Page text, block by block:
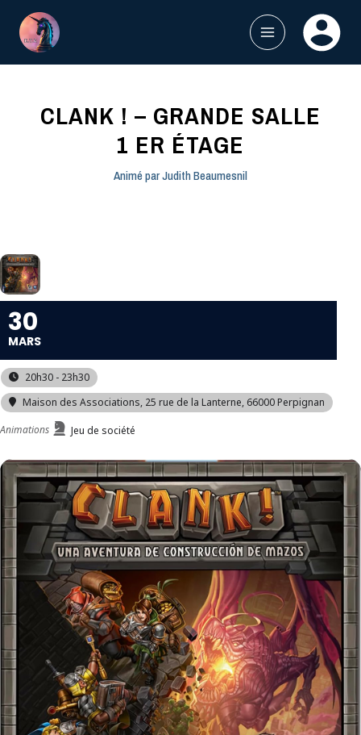
contenu
MAIN
CLANK ! – GRANDE SALLE
1 ER ÉTAGE
Animé parJudith Beaumesnil
30
MARS
20h30 - 23h30
Maison des Associations, 25 rue de la Lanterne, 66000 Perpignan
Animations
Jeu de société